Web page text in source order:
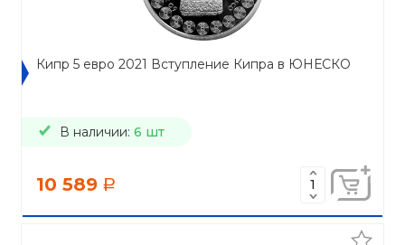
Кипр 5 евро 2021 Вступление Кипра в ЮНЕСКО
В наличии: 6 шт
10 589 a